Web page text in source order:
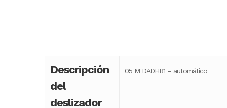
Descripción
del
deslizador
05 M DADHR1 – automático